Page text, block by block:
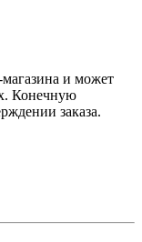
магазина и может
Конечную
заказа.